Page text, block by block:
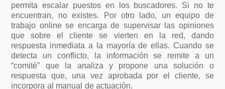
permita escalar puestos en los buscadores. Si no te
encuentran, no existes. Por otro lado, un equipo de
trabajo online se encarga de supervisar las opiniones
que sobre el cliente se vierten en la red, dando
respuesta inmediata a la mayoría de ellas. Cuando se
detecta un conflicto, la información se remite a un
“comité” que la analiza y propone una solución o
respuesta que, una vez aprobada por el cliente, se
incorpora al manual de actuación.